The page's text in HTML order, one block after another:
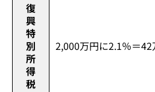
復
興
特
別
所
得
税
2,000万円に2.1％＝42